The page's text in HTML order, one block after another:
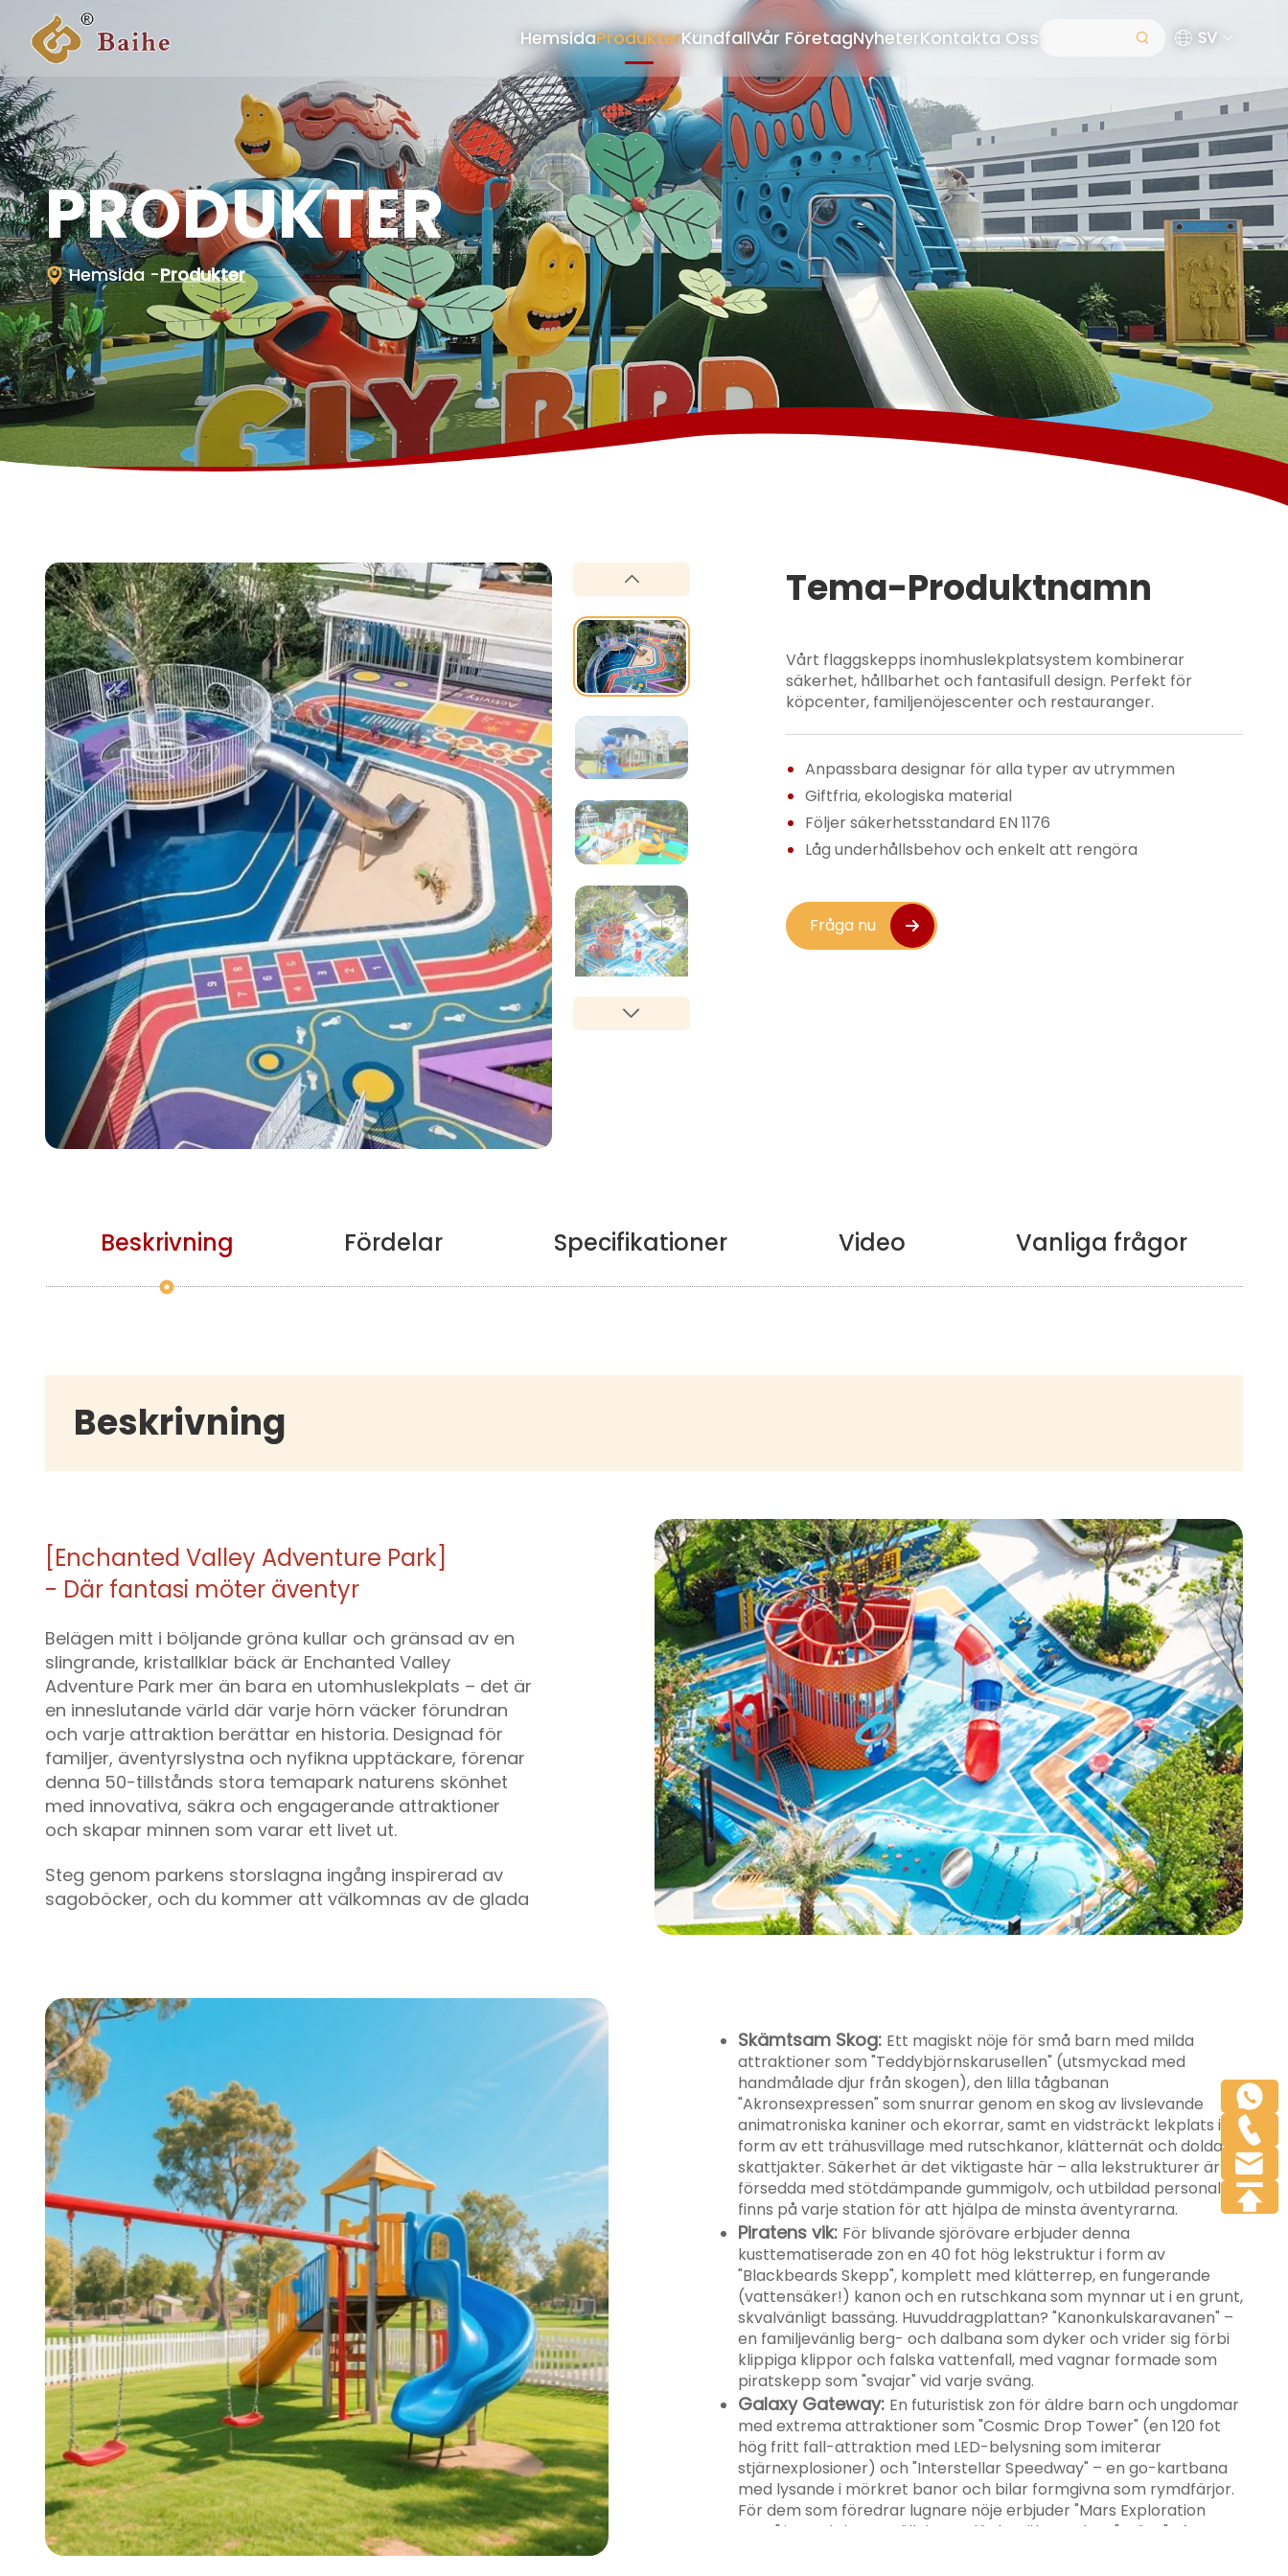
HemsidaProdukterKundfallVår FöretagNyheterKontakta Oss SV
PRODUKTER
Hemsida -Produkter
Tema-Produktnamn
Vårt flaggskepps inomhuslekplatsystem kombinerar
säkerhet, hållbarhet och fantasifull design. Perfekt för
köpcenter, familjenöjescenter och restauranger.
Anpassbara designar för alla typer av utrymmen
Giftfria, ekologiska material
Följer säkerhetsstandard EN 1176
Låg underhållsbehov och enkelt att rengöra
Fråga nu
Beskrivning Fördelar Specifikationer Video Vanliga frågor
Beskrivning
[Enchanted Valley Adventure Park]
- Där fantasi möter äventyr
Belägen mitt i böljande gröna kullar och gränsad av en
slingrande, kristallklar bäck är Enchanted Valley
Adventure Park mer än bara en utomhuslekplats – det är
en inneslutande värld där varje hörn väcker förundran
och varje attraktion berättar en historia. Designad för
familjer, äventyrslystna och nyfikna upptäckare, förenar
denna 50-tillstånds stora temapark naturens skönhet
med innovativa, säkra och engagerande attraktioner
och skapar minnen som varar ett livet ut.
Steg genom parkens storslagna ingång inspirerad av
sagoböcker, och du kommer att välkomnas av de glada
Belägen mitt i böljande gröna kullar och gränsad av en
slingrande, kristallklar bäck är Enchanted Valley
Adventure Park mer än bara en utomhuslekplats – det är
en inneslutande värld där varje hörn väcker förundran
och varje attraktion berättar en historia. Designad för
familjer, äventyrslystna och nyfikna upptäckare, förenar
denna 50-tillstånds stora temapark naturens skönhet
med innovativa, säkra och engagerande attraktioner
och skapar minnen som varar ett livet ut.
Steg genom parkens storslagna ingång inspirerad av
sagoböcker, och du kommer att välkomnas av de glada
melodierna från ett live spelat blåsorkester och den ljuva
doften av nyligen popcorn i karamell från närliggande
serveringsstationer.
Skämtsam Skog: Ett magiskt nöje för små barn med milda
attraktioner som "Teddybjörnskarusellen" (utsmyckad med
handmålade djur från skogen), den lilla tågbanan
"Akronsexpressen" som snurrar genom en skog av livslevande
animatroniska kaniner och ekorrar, samt en vidsträckt lekplats i
form av ett trähusvillage med rutschkanor, klätternät och dolda
skattjakter. Säkerhet är det viktigaste här – alla lekstrukturer är
försedda med stötdämpande gummigolv, och utbildad personal
finns på varje station för att hjälpa de minsta äventyrarna.
Piratens vik: För blivande sjörövare erbjuder denna
kusttematiserade zon en 40 fot hög lekstruktur i form av
"Blackbeards Skepp", komplett med klätterrep, en fungerande
(vattensäker!) kanon och en rutschkana som mynnar ut i en grunt,
skvalvänligt bassäng. Huvuddragplattan? "Kanonkulskaravanen" –
en familjevänlig berg- och dalbana som dyker och vrider sig förbi
klippiga klippor och falska vattenfall, med vagnar formade som
piratskepp som "svajar" vid varje sväng.
Galaxy Gateway: En futuristisk zon för äldre barn och ungdomar
med extrema attraktioner som "Cosmic Drop Tower" (en 120 fot
hög fritt fall-attraktion med LED-belysning som imiterar
stjärnexplosioner) och "Interstellar Speedway" – en go-kartbana
med lysande i mörkret banor och bilar formgivna som rymdfärjor.
För dem som föredrar lugnare nöje erbjuder "Mars Exploration
Zone" interaktiva utställningar där besökarna kan "gräva" efter